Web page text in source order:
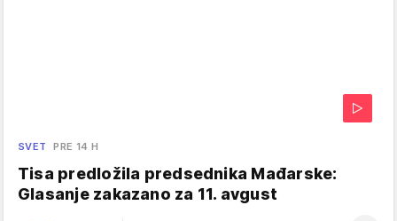
SVET PRE 14 H
Tisa predložila predsednika Mađarske:
Glasanje zakazano za 11. avgust